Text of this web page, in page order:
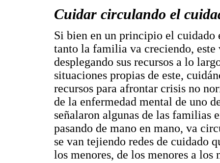
Cuidar circulando el
Si bien en un principio el cuidado
tanto la familia va creciendo,
desplegando sus recursos a lo
situaciones propias de este,
recursos para afrontar crisis no
de la enfermedad mental de uno
señalaron algunas de las familias
pasando de mano en mano, va
se van tejiendo redes de cuidado
los menores, de los menores a los